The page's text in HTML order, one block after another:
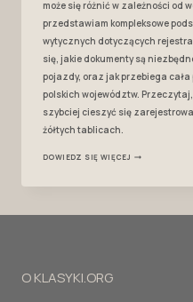
może się różnić w zależności od
przedstawiam kompleksowe
wytycznych dotyczących
się, jakie dokumenty są
pojazdy, oraz jak przebiega
polskich województw.
szybciej cieszyć się
żółtych tablicach.
DOWIEDZ SIĘ WIĘCEJ
O KLASYKI.ORG